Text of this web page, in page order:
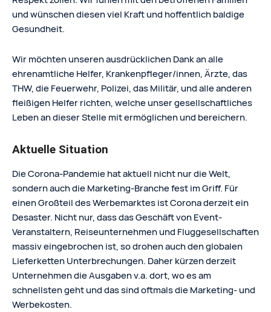
und wünschen diesen viel Kraft und hoffentlich baldige
Gesundheit.
Wir möchten unseren ausdrücklichen Dank an alle
ehrenamtliche Helfer, Krankenpfleger/innen, Ärzte, das
THW, die Feuerwehr, Polizei, das Militär, und alle anderen
fleißigen Helfer richten, welche unser gesellschaftliches
Leben an dieser Stelle mit ermöglichen und bereichern.
Aktuelle Situation
Die Corona-Pandemie hat aktuell nicht nur die Welt,
sondern auch die Marketing-Branche fest im Griff. Für
einen Großteil des Werbemarktes ist Corona derzeit ein
Desaster. Nicht nur, dass das Geschäft von Event-
Veranstaltern, Reiseunternehmen und Fluggesellschaften
massiv eingebrochen ist, so drohen auch den globalen
Lieferketten Unterbrechungen. Daher kürzen derzeit
Unternehmen die Ausgaben v.a. dort, wo es am
schnellsten geht und das sind oftmals die Marketing- und
Werbekosten.